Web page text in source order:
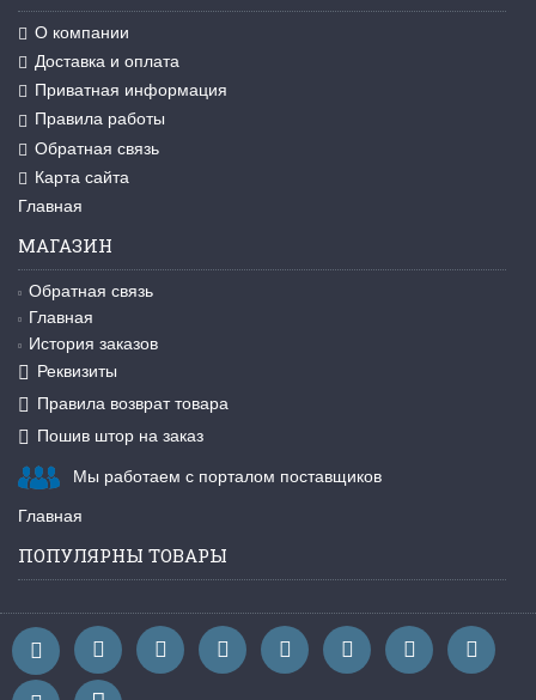
О компании
Доставка и оплата
Приватная информация
Правила работы
Обратная связь
Карта сайта
Главная
МАГАЗИН
Обратная связь
Главная
История заказов
Реквизиты
Правила возврат товара
Пошив штор на заказ
Мы работаем с порталом поставщиков
Главная
ПОПУЛЯРНЫ ТОВАРЫ